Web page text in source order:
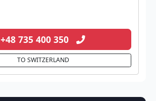
+48 735 400 350
TO SWITZERLAND